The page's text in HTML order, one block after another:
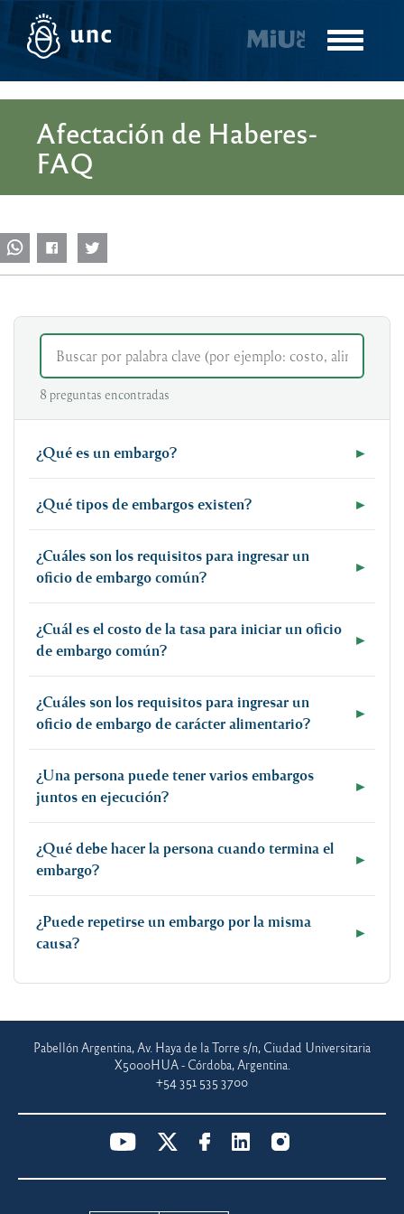
Pasar
contenido
Toggle
Afectación de Haberes-
FAQ
8 preguntas encontradas
¿Qué es un embargo? ►
¿Qué tipos de embargos existen? ►
¿Cuáles son los requisitos para ingresar un
oficio de embargo común?
►
¿Cuál es el costo de la tasa para iniciar un oficio
de embargo común?
►
¿Cuáles son los requisitos para ingresar un
oficio de embargo de carácter alimentario?
►
¿Una persona puede tener varios embargos
juntos en ejecución?
►
¿Qué debe hacer la persona cuando termina el
embargo?
►
¿Puede repetirse un embargo por la misma
causa?
►
Pabellón Argentina, Av. Haya de la Torre s/n, Ciudad Universitaria
X5000HUA - Córdoba, Argentina.
+54 351 535 3700